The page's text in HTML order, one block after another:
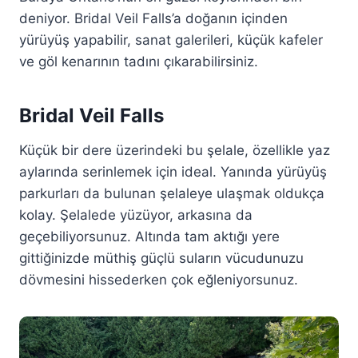
deniyor. Bridal Veil Falls’a doğanın içinden
yürüyüş yapabilir, sanat galerileri, küçük kafeler
ve göl kenarının tadını çıkarabilirsiniz.
Bridal Veil Falls
Küçük bir dere üzerindeki bu şelale, özellikle yaz
aylarında serinlemek için ideal. Yanında yürüyüş
parkurları da bulunan şelaleye ulaşmak oldukça
kolay. Şelalede yüzüyor, arkasına da
geçebiliyorsunuz. Altında tam aktığı yere
gittiğinizde müthiş güçlü suların vücudunuzu
dövmesini hissederken çok eğleniyorsunuz.